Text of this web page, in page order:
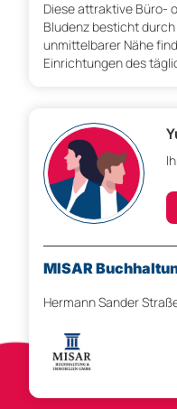
Diese attraktive Büro-
Bludenz besticht
unmittelbarer Nähe
Einrichtungen des
MISAR
Hermann Sander